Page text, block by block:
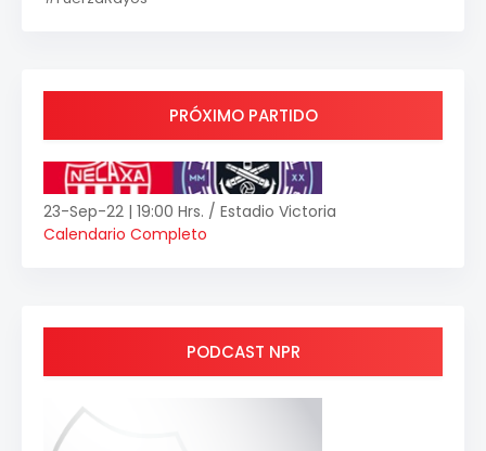
PRÓXIMO PARTIDO
23-Sep-22 | 19:00 Hrs. / Estadio Victoria
Calendario Completo
PODCAST NPR